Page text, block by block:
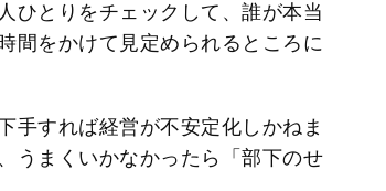
ひとりをチェックして、誰が本当
間をかけて見定められるところに
手すれば経営が不安定化しかねま
うまくいかなかったら「部下のせ